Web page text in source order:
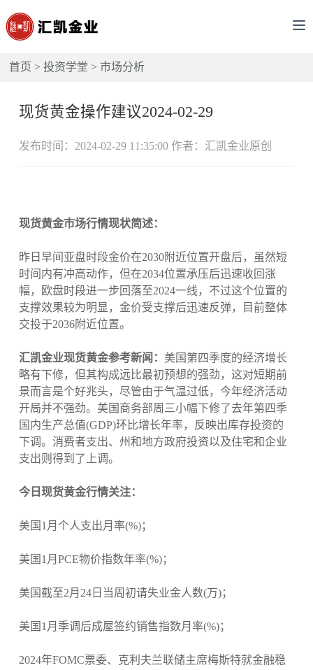
首页 >投资学堂 >市场分析
现货黄金操作建议2024-02-29
发布时间：2024-02-29 11:35:00 作者：汇凯金业原创
现货黄金市场行情现状简述：
昨日早间亚盘时段金价在2030附近位置开盘后，虽然短
时间内有冲高动作，但在2034位置承压后迅速收回涨
幅，欧盘时段进一步回落至2024一线，不过这个位置的
支撑效果较为明显，金价受支撑后迅速反弹，目前整体
交投于2036附近位置。
汇凯金业现货黄金参考新闻： 美国第四季度的经济增长
略有下修，但其构成远比最初预想的强劲，这对短期前
景而言是个好兆头，尽管由于气温过低，今年经济活动
开局并不强劲。美国商务部周三小幅下修了去年第四季
国内生产总值(GDP)环比增长年率，反映出库存投资的
下调。消费者支出、州和地方政府投资以及住宅和企业
支出则得到了上调。
今日现货黄金行情关注：
美国1月个人支出月率(%)；
美国1月PCE物价指数年率(%)；
美国截至2月24日当周初请失业金人数(万)；
美国1月季调后成屋签约销售指数月率(%)；
2024年FOMC票委、克利夫兰联储主席梅斯特就金融稳